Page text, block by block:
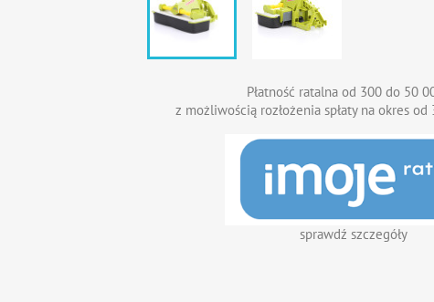
Płatność ratalna od 300 do 50
z możliwością rozłożenia spłaty na okres
sprawdź szczegóły